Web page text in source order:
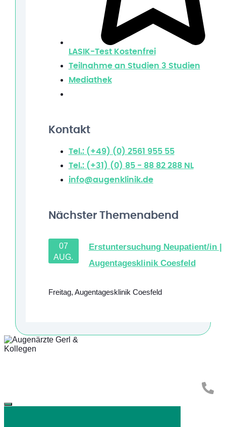
LASIK-Test Kostenfrei
Teilnahme an Studien 3 Studien
Mediathek
Kontakt
Tel.: (+49) (0) 2561 955 55
Tel.: (+31) (0) 85 - 88 82 288 NL
info@augenklinik.de
Nächster Themenabend
07
AUG.
Erstuntersuchung Neupatient/in |
Augentagesklinik Coesfeld
Freitag, Augentagesklinik Coesfeld